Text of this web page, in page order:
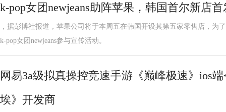
k-pop女团newjeans助阵苹果，韩国首尔新店
，据彭博社报道，苹果公司将于本周五在韩国开设其第五家零售店，为
k-pop女团newjeans参与宣传活动。
网易3a级拟真操控竞速手游《巅峰极速》ios
埃》开发商